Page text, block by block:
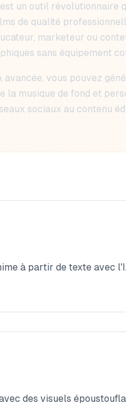
un outil
de qualité
marketeur ou
sans équipement
avancée, vous pouvez
la musique de fond et
sociaux au contenu
à partir de texte avec
des visuels